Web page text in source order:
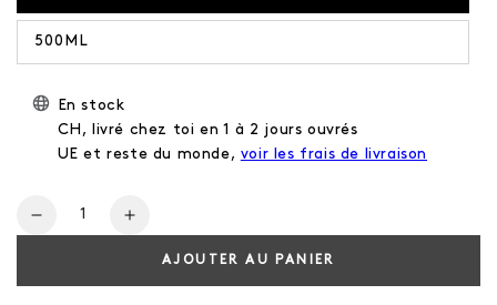
500ML
En stock
CH, livré chez toi en 1 à 2 jours ouvrés
UE et reste du monde, voir les frais de livraison
Nombre
Réduire
Augmente
quantité
AJOUTER AU PANIER